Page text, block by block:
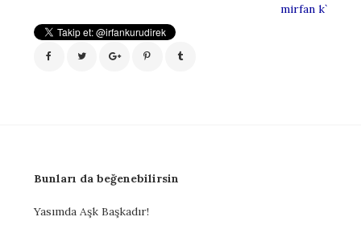
mirfan k`
Bunları da beğenebilirsin
Yasımda Aşk Başkadır!